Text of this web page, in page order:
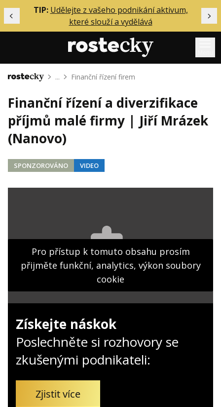
Předchozí
TIP: Udělejte z vašeho podnikání aktivum,
které slouží a vydělává
Mentoring
Podcasty
Solo
Akce
O mně
Obchodní podmínky
Hledaná fráze Hledat
Domů ... Finanční řízení firem
Finanční řízení a diverzifikace
příjmů malé firmy | Jiří Mrázek
(Nanovo)
SPONZOROVÁNO VIDEO
Pro přístup k tomuto obsahu prosím
přijměte funkční, analytics, výkon soubory
cookie
Získejte náskok
Poslechněte si rozhovory se
zkušenými podnikateli:
Zjistit více